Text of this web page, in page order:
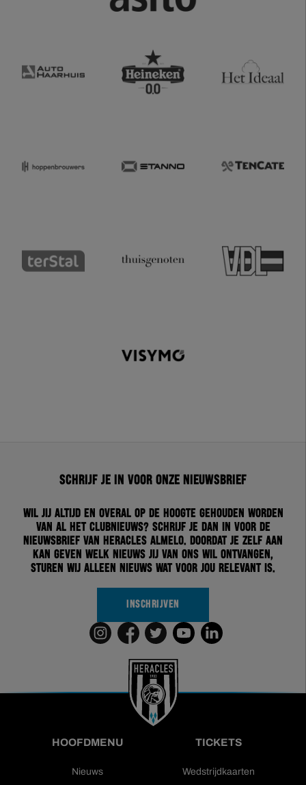
Schrijf je in voor onze nieuwsbrief
Wil jij altijd en overal op de hoogte gehouden worden
van al het clubnieuws? Schrijf je dan in voor de
nieuwsbrief van Heracles Almelo. Doordat je zelf aan
kan geven welk nieuws jij van ons wil ontvangen,
sturen wij alleen nieuws wat voor jou relevant is.
INSCHRIJVEN
HOOFDMENU
Nieuws
TICKETS
Wedstrijdkaarten